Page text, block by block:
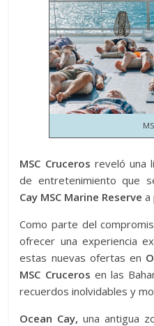
MSC Cruceros reveló una
de entretenimiento que
Cay MSC Marine Reserve a
Como parte del
ofrecer una experiencia
estas nuevas ofertas en
MSC Cruceros en las
recuerdos inolvidables y
Ocean Cay, una antigua